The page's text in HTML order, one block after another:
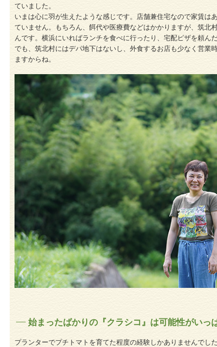
ていました。
いまは心に羽が生えたような感じです。店舗兼住宅なので家賃は
ていません。もちろん、餌代や医療費などはかかりますが、筑北
んです。横浜にいればランチを食べに行ったり、宅配ピザを頼ん
でも、筑北村にはデパ地下はないし、外食するお店も少なく営業
ますからね。
始まったばかりの『クラシコ』は可能性がいっ
プランターでプチトマトを育てた程度の経験しかありませんでし